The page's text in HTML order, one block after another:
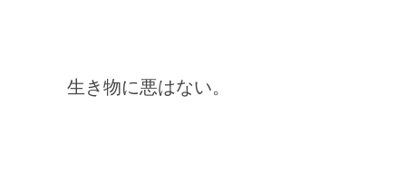
生き物に悪はない。